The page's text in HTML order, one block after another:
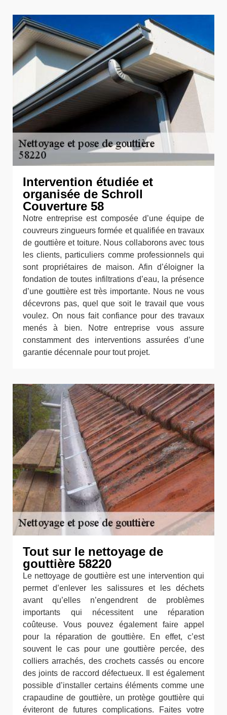
Intervention étudiée et
organisée de Schroll
Couverture 58
Notre entreprise est composée d’une équipe de
couvreurs zingueurs formée et qualifiée en travaux
de gouttière et toiture. Nous collaborons avec tous
les clients, particuliers comme professionnels qui
sont propriétaires de maison. Afin d’éloigner la
fondation de toutes infiltrations d’eau, la présence
d’une gouttière est très importante. Nous ne vous
décevrons pas, quel que soit le travail que vous
voulez. On nous fait confiance pour des travaux
menés à bien. Notre entreprise vous assure
constamment des interventions assurées d’une
garantie décennale pour tout projet.
Tout sur le nettoyage de
gouttière 58220
Le nettoyage de gouttière est une intervention qui
permet d’enlever les salissures et les déchets
avant qu’elles n’engendrent de problèmes
importants qui nécessitent une réparation
coûteuse. Vous pouvez également faire appel
pour la réparation de gouttière. En effet, c’est
souvent le cas pour une gouttière percée, des
colliers arrachés, des crochets cassés ou encore
des joints de raccord défectueux. Il est également
possible d’installer certains éléments comme une
crapaudine de gouttière, un protège gouttière qui
éviteront de futures complications. Faites votre